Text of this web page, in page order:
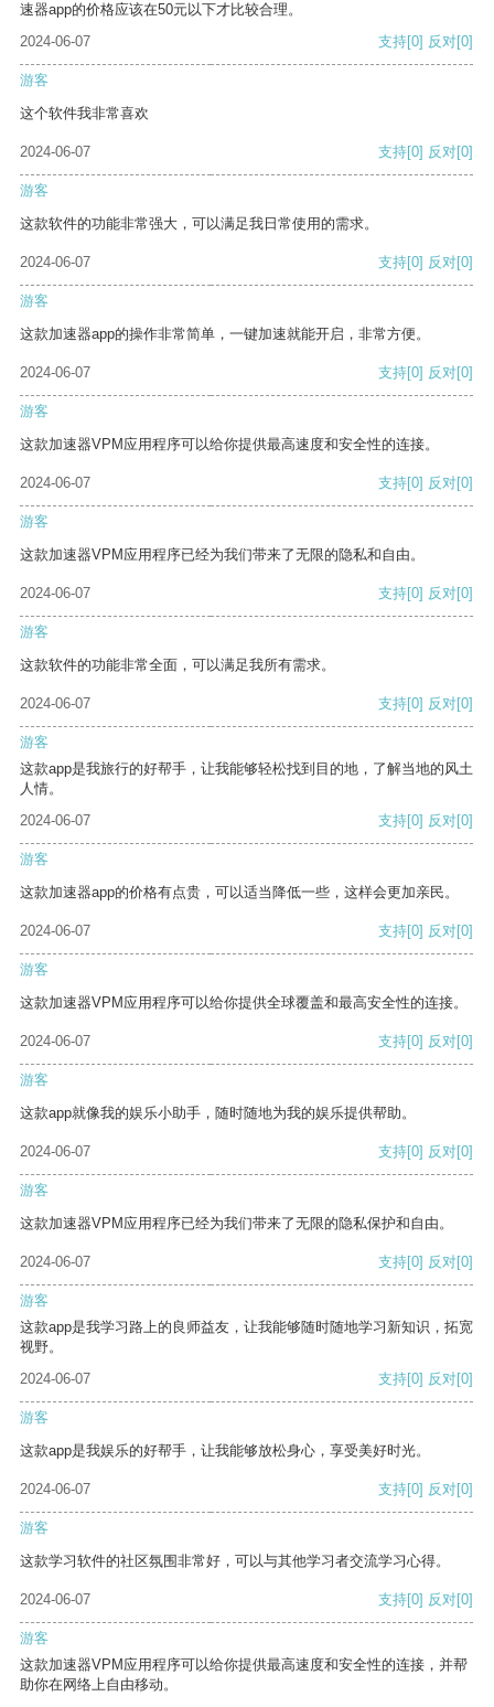
速器app的价格应该在50元以下才比较合理。
2024-06-07
支持[0] 反对[0]
游客
这个软件我非常喜欢
2024-06-07 支持[0] 反对[0]
游客
这款软件的功能非常强大，可以满足我日常使用的需求。
2024-06-07 支持[0] 反对[0]
游客
这款加速器app的操作非常简单，一键加速就能开启，非常方便。
2024-06-07 支持[0] 反对[0]
游客
这款加速器VPM应用程序可以给你提供最高速度和安全性的连接。
2024-06-07 支持[0] 反对[0]
游客
这款加速器VPM应用程序已经为我们带来了无限的隐私和自由。
2024-06-07 支持[0] 反对[0]
游客
这款软件的功能非常全面，可以满足我所有需求。
2024-06-07 支持[0] 反对[0]
游客
这款app是我旅行的好帮手，让我能够轻松找到目的地，了解当地的风土
人情。
2024-06-07
支持[0] 反对[0]
游客
这款加速器app的价格有点贵，可以适当降低一些，这样会更加亲民。
2024-06-07 支持[0] 反对[0]
游客
这款加速器VPM应用程序可以给你提供全球覆盖和最高安全性的连接。
2024-06-07 支持[0] 反对[0]
游客
这款app就像我的娱乐小助手，随时随地为我的娱乐提供帮助。
2024-06-07 支持[0] 反对[0]
游客
这款加速器VPM应用程序已经为我们带来了无限的隐私保护和自由。
2024-06-07 支持[0] 反对[0]
游客
这款app是我学习路上的良师益友，让我能够随时随地学习新知识，拓宽
视野。
2024-06-07
支持[0] 反对[0]
游客
这款app是我娱乐的好帮手，让我能够放松身心，享受美好时光。
2024-06-07 支持[0] 反对[0]
游客
这款学习软件的社区氛围非常好，可以与其他学习者交流学习心得。
2024-06-07 支持[0] 反对[0]
游客
这款加速器VPM应用程序可以给你提供最高速度和安全性的连接，并帮
助你在网络上自由移动。